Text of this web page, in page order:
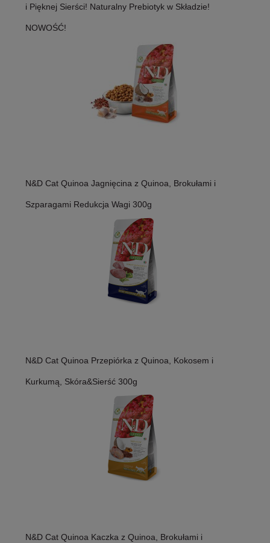
i Pięknej Sierści! Naturalny Prebiotyk w Składzie!
NOWOŚĆ!
N&D Cat Quinoa Jagnięcina z Quinoa, Brokułami i
Szparagami Redukcja Wagi 300g
N&D Cat Quinoa Przepiórka z Quinoa, Kokosem i
Kurkumą, Skóra&Sierść 300g
N&D Cat Quinoa Kaczka z Quinoa, Brokułami i